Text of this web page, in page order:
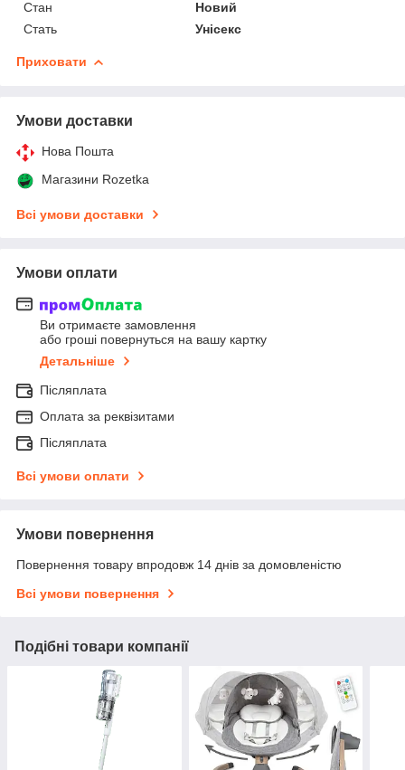
Стан
Новий
Стать
Унісекс
Приховати
Умови доставки
Нова Пошта
Магазини Rozetka
Всі умови доставки
Умови оплати
Ви отримаєте замовлення
або гроші повернуться на вашу картку
Детальніше
Післяплата
Оплата за реквізитами
Післяплата
Всі умови оплати
Умови повернення
Повернення товару впродовж 14 днів за домовленістю
Всі умови повернення
Подібні товари компанії